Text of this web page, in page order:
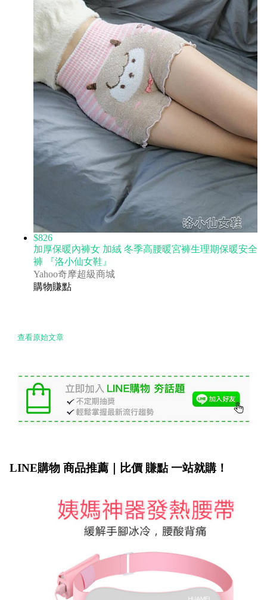
$826
加厚保暖內褲女 加絨 冬季高腰暖宮褲生理期保暖安全
褲 『洛小仙女鞋』
Yahoo奇摩超級商城
購物賺點
查看原始文章
LINE購物 商品推薦｜比價 賺點 一站就購！